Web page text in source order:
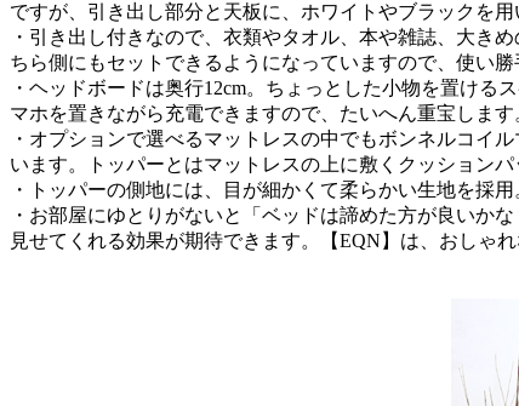
ですが、引き出し部分と天板に、ホワイトやブラックを
・引き出し付きなので、衣類やタオル、本や雑誌、大き
ちら側にもセットできるようになっていますので、使い
・ヘッドボードは奥行12cm。ちょっとした小物を置け
マホを置きながら充電できますので、たいへん重宝します
・オプションで選べるマットレスの中でもボンネルコイ
います。トッパーとはマットレスの上に敷くクッション
・トッパーの側地には、目が細かくて柔らかい生地を採
・お部屋にゆとりがないと「ベッドは諦めた方が良いか
見せてくれる効果が期待できます。【EQN】は、おしゃ